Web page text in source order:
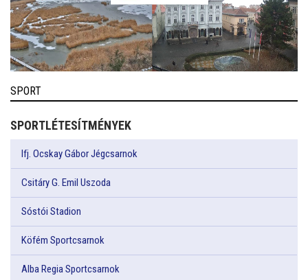
SPORT
SPORTLÉTESÍTMÉNYEK
Ifj. Ocskay Gábor Jégcsarnok
Csitáry G. Emil Uszoda
Sóstói Stadion
Köfém Sportcsarnok
Alba Regia Sportcsarnok